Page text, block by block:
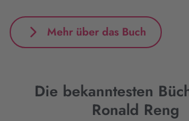
Mehr über das Buch
Die bekanntesten
Ronald Reng